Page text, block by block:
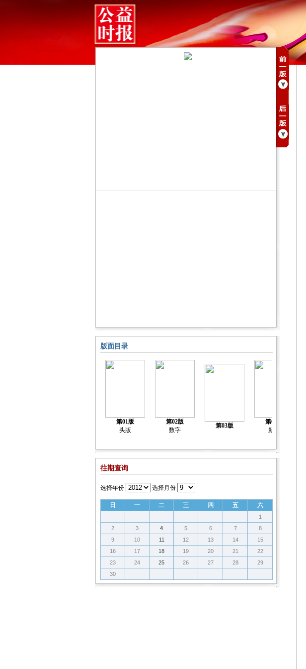
版面目录
第01版
头版
第02版
数字
第03版
第04版
新闻
往期查询
选择年份 选择月份
日 一 二 三 四 五 六
1
2
3 4 5 6 7
8
9
10 11 12 13 14
15
16
17 18 19 20 21
22
23
24 25 26 27 28
29
30